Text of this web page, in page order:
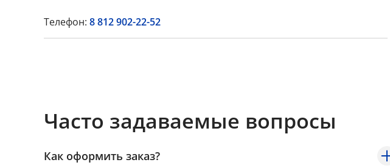
Телефон: 8 812 902-22-52
Часто задаваемые вопросы
Как оформить заказ?